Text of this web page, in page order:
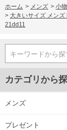
ホーム > メンズ > 小
> 大きいサイズ メン
21dd11
キーワードから探
カテゴリから
メンズ
プレゼント